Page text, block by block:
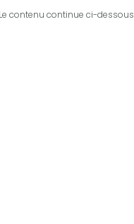
Le contenu continue ci-dessous